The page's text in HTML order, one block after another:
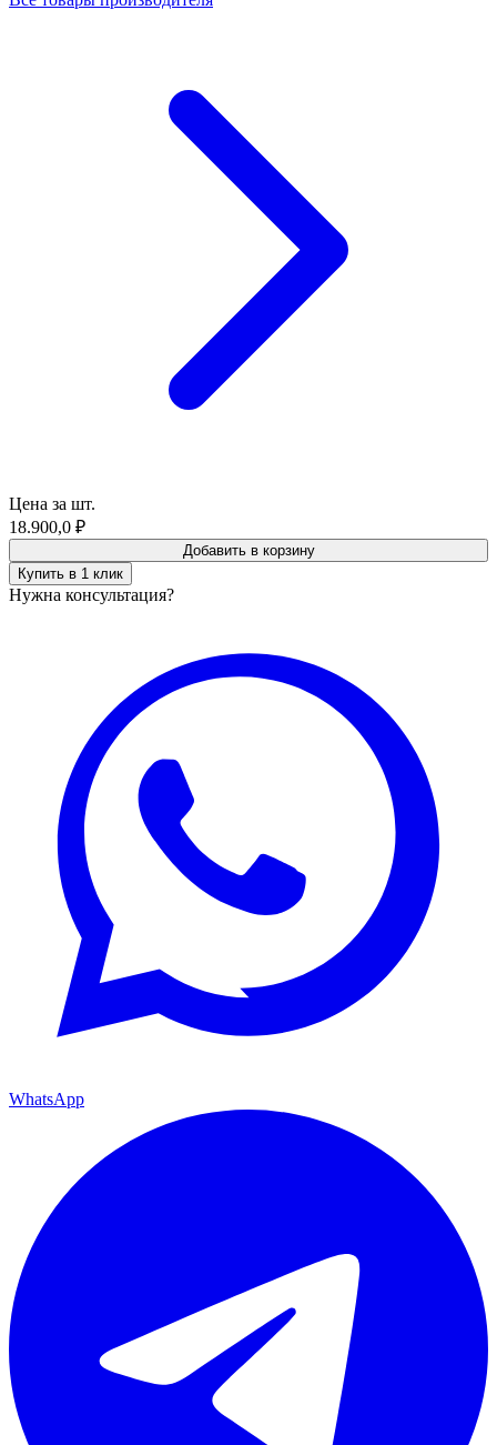
Цена за шт.
18.900,0 ₽
Добавить в корзину
Купить в 1 клик
Нужна консультация?
WhatsApp